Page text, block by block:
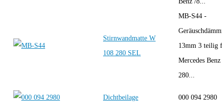
Stirnwandmatte W
108 280 SEL
MB-S44 -
13mm 3 teilig
Mercedes
280...
Dichtbeilage 000 094 2980